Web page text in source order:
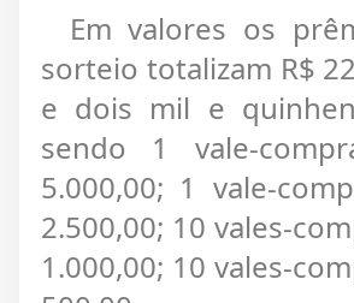
Em valores os
sorteio totalizam R$
e dois mil e
sendo 1 vale-
5.000,00; 1 vale-
2.500,00; 10 vales-
1.000,00; 10 vales-